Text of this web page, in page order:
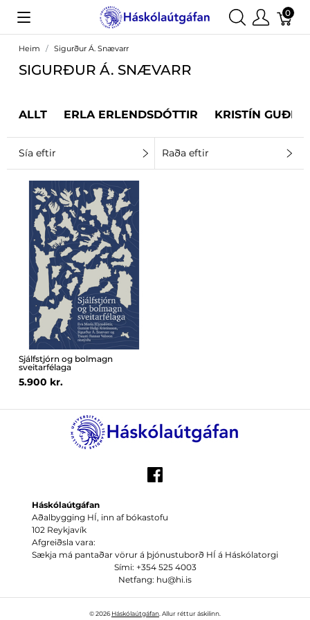
0
Heim Sigurður Á. Snævarr
SIGURÐUR Á. SNÆVARR
ALLT ERLA ERLENDSDÓTTIR KRISTÍN
Sía eftir Raða eftir
Sjálfstjórn og bolmagn
sveitarfélaga
5.900 kr.
Háskólaútgáfan
Aðalbygging HÍ, inn af bókastofu
102 Reykjavík
Afgreiðsla vara:
Sækja má pantaðar vörur á þjónustuborð HÍ á Háskólatorgi
Sími: +354 525 4003
Netfang: hu@hi.is
© 2026Háskólaútgáfan . Allur réttur áskilinn.